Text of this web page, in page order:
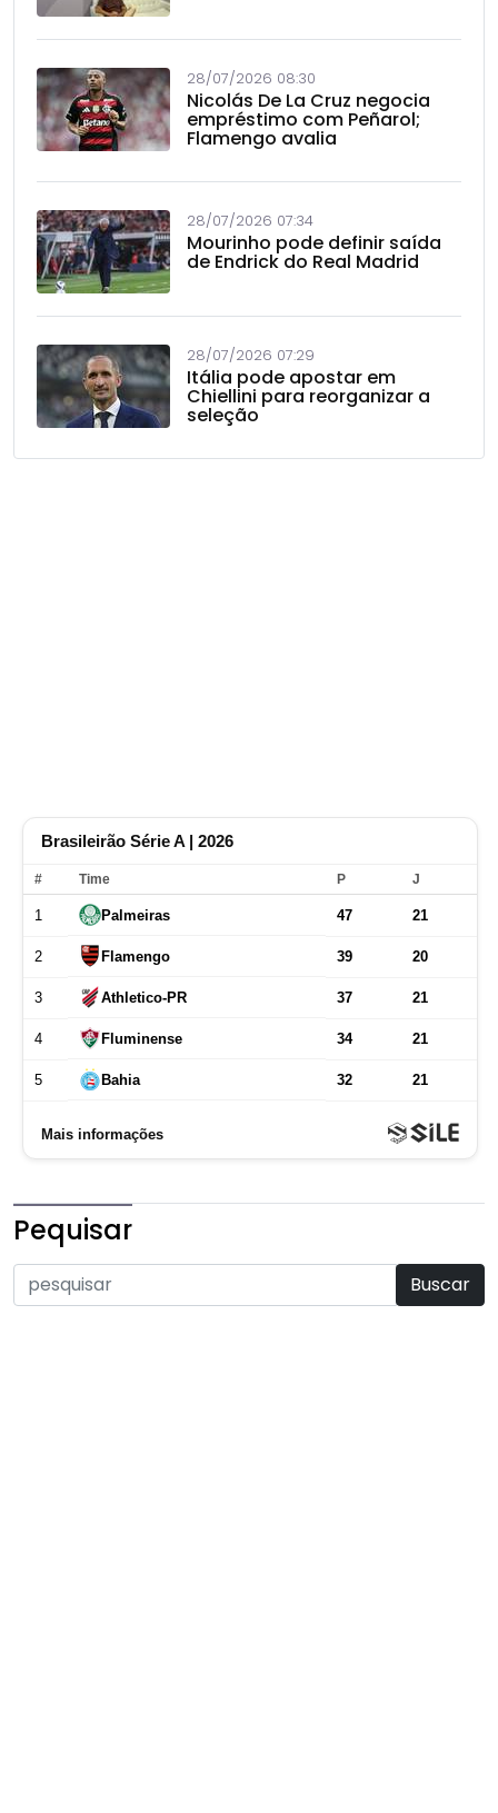
28/07/2026 08:30
Nicolás De La Cruz negocia
empréstimo com Peñarol;
Flamengo avalia
28/07/2026 07:34
Mourinho pode definir saída
de Endrick do Real Madrid
28/07/2026 07:29
Itália pode apostar em
Chiellini para reorganizar a
seleção
Pequisar